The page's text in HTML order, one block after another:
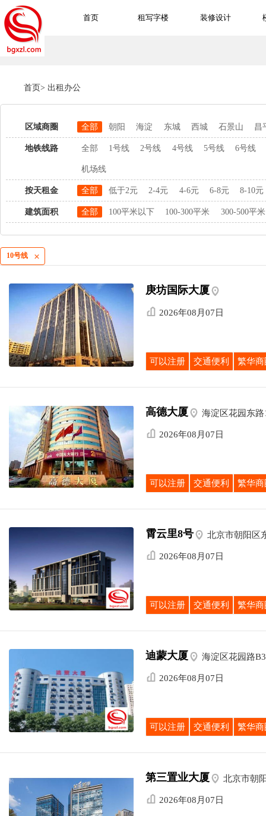
首页 租写字楼 装修设计
首页> 出租办公
区域商圈 全部 朝阳 海淀 东城 西城 石景山 昌
地铁线路 全部 1号线 2号线 4号线 5号线 6号线
机场线
按天租金 全部 低于2元 2-4元 4-6元 6-8元 8-10元
建筑面积 全部 100平米以下 100-300平米 300-500平米
10号线 
庚坊国际大厦 
 2026年08月07日
可以注册 交通便利 繁华商
高德大厦  海淀区花园东路
 2026年08月07日
可以注册 交通便利 繁华商
霄云里8号 北京市朝阳区
 2026年08月07日
可以注册 交通便利 繁华商
迪蒙大厦  海淀区花园路
 2026年08月07日
可以注册 交通便利 繁华商
第三置业大厦  北京市朝
 2026年08月07日